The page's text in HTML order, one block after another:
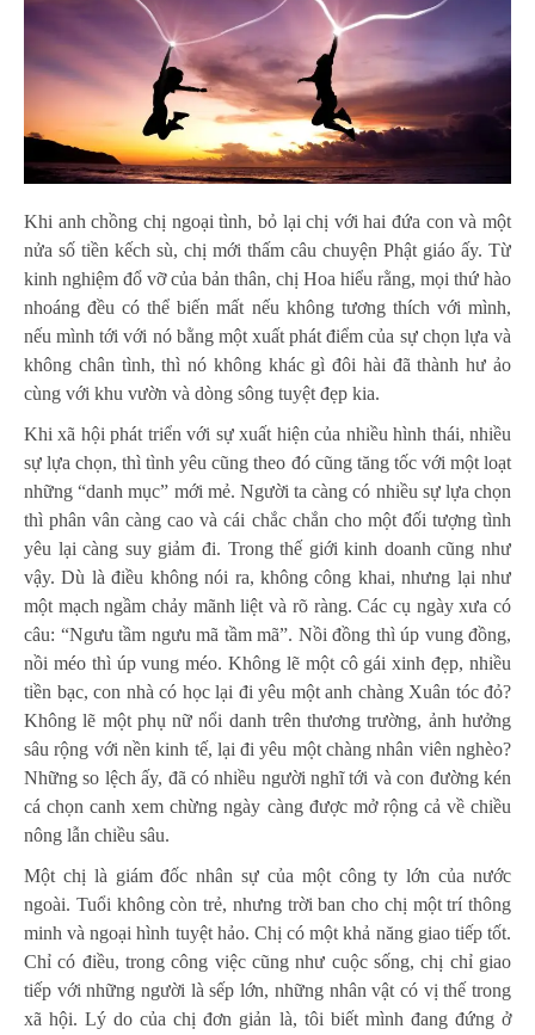
Khi anh chồng chị ngoại tình, bỏ lại chị với hai đứa con và một
nửa số tiền kếch sù, chị mới thấm câu chuyện Phật giáo ấy. Từ
kinh nghiệm đổ vỡ của bản thân, chị Hoa hiểu rằng, mọi thứ hào
nhoáng đều có thể biến mất nếu không tương thích với mình,
nếu mình tới với nó bằng một xuất phát điểm của sự chọn lựa và
không chân tình, thì nó không khác gì đôi hài đã thành hư ảo
cùng với khu vườn và dòng sông tuyệt đẹp kia.
Khi xã hội phát triển với sự xuất hiện của nhiều hình thái, nhiều
sự lựa chọn, thì tình yêu cũng theo đó cũng tăng tốc với một loạt
những “danh mục” mới mẻ. Người ta càng có nhiều sự lựa chọn
thì phân vân càng cao và cái chắc chắn cho một đối tượng tình
yêu lại càng suy giảm đi. Trong thế giới kinh doanh cũng như
vậy. Dù là điều không nói ra, không công khai, nhưng lại như
một mạch ngầm chảy mãnh liệt và rõ ràng. Các cụ ngày xưa có
câu: “Ngưu tầm ngưu mã tầm mã”. Nồi đồng thì úp vung đồng,
nồi méo thì úp vung méo. Không lẽ một cô gái xinh đẹp, nhiều
tiền bạc, con nhà có học lại đi yêu một anh chàng Xuân tóc đỏ?
Không lẽ một phụ nữ nổi danh trên thương trường, ảnh hưởng
sâu rộng với nền kinh tế, lại đi yêu một chàng nhân viên nghèo?
Những so lệch ấy, đã có nhiều người nghĩ tới và con đường kén
cá chọn canh xem chừng ngày càng được mở rộng cả về chiều
nông lẫn chiều sâu.
Một chị là giám đốc nhân sự của một công ty lớn của nước
ngoài. Tuổi không còn trẻ, nhưng trời ban cho chị một trí thông
minh và ngoại hình tuyệt hảo. Chị có một khả năng giao tiếp tốt.
Chỉ có điều, trong công việc cũng như cuộc sống, chị chỉ giao
tiếp với những người là sếp lớn, những nhân vật có vị thế trong
xã hội. Lý do của chị đơn giản là, tôi biết mình đang đứng ở